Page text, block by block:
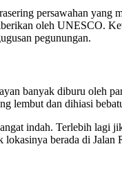
persawahan yang
oleh UNESCO.
pegunungan.
banyak diburu oleh
lembut dan dihiasi
indah. Terlebih lagi
berada di